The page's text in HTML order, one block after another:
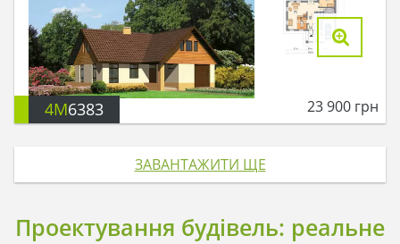
4M6383 23 900 грн
ЗАВАНТАЖИТИ ЩЕ
Проектування будівель: реальне